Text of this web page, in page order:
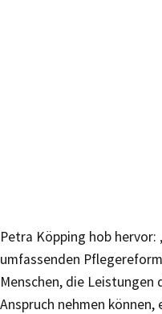
Petra Köpping hob hervor:
umfassenden
Menschen, die Leistungen
Anspruch nehmen